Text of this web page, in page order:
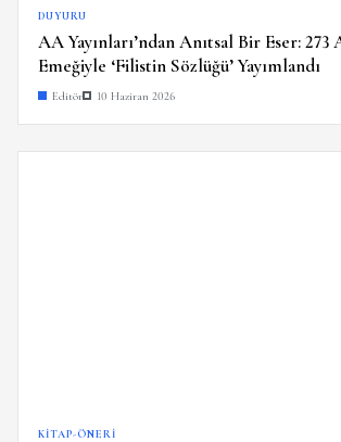
DUYURU
AA Yayınları’ndan Anıtsal Bir Eser: 273
Emeğiyle ‘Filistin Sözlüğü’ Yayımlandı
Editör 10 Haziran 2026
KITAP-ÖNERI